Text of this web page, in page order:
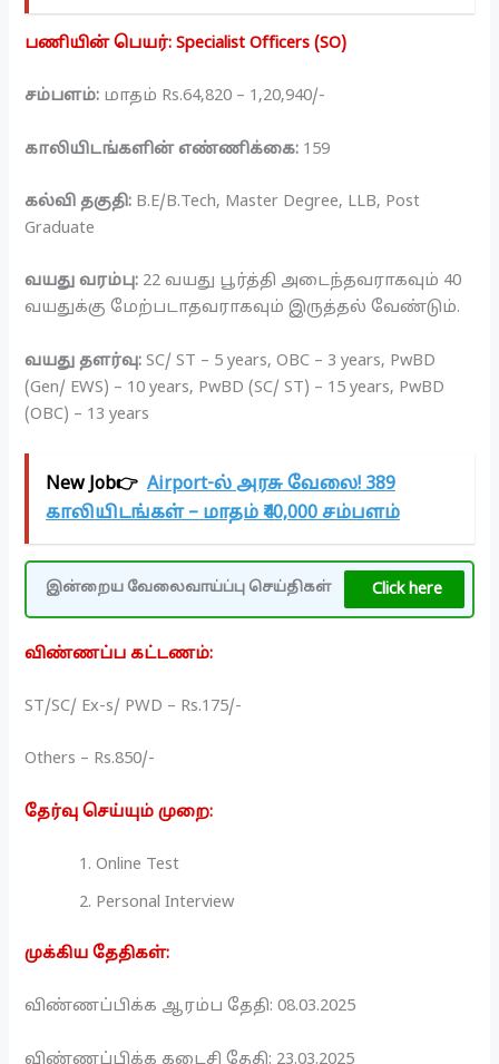
பணியின் பெயர்: Specialist Officers (SO)
சம்பளம்: மாதம் Rs.64,820 – 1,20,940/-
காலியிடங்களின் எண்ணிக்கை: 159
கல்வி தகுதி: B.E/B.Tech, Master Degree, LLB, Post
Graduate
வயது வரம்பு: 22 வயது பூர்த்தி அடைந்தவராகவும் 40
வயதுக்கு மேற்படாதவராகவும் இருத்தல் வேண்டும்.
வயது தளர்வு:SC/ ST – 5 years, OBC – 3 years, PwBD
(Gen/ EWS) – 10 years, PwBD (SC/ ST) – 15 years, PwBD
(OBC) – 13 years
New Job👉 Airport-ல் அரசு வேலை! 389
காலியிடங்கள் – மாதம் ₹40,000 சம்பளம்
இன்றைய வேலைவாய்ப்பு செய்திகள் Click here
விண்ணப்ப கட்டணம்:
ST/SC/ Ex-s/ PWD – Rs.175/-
Others – Rs.850/-
தேர்வு செய்யும் முறை:
Online Test
Personal Interview
முக்கிய தேதிகள்:
விண்ணப்பிக்க ஆரம்ப தேதி: 08.03.2025
விண்ணப்பிக்க கடைசி தேதி: 23.03.2025